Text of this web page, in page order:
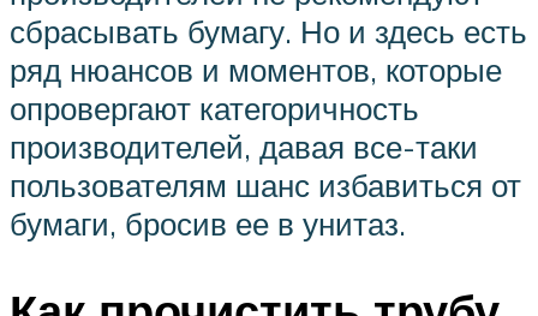
сбрасывать бумагу. Но и здесь есть
ряд нюансов и моментов, которые
опровергают категоричность
производителей, давая все-таки
пользователям шанс избавиться от
бумаги, бросив ее в унитаз.